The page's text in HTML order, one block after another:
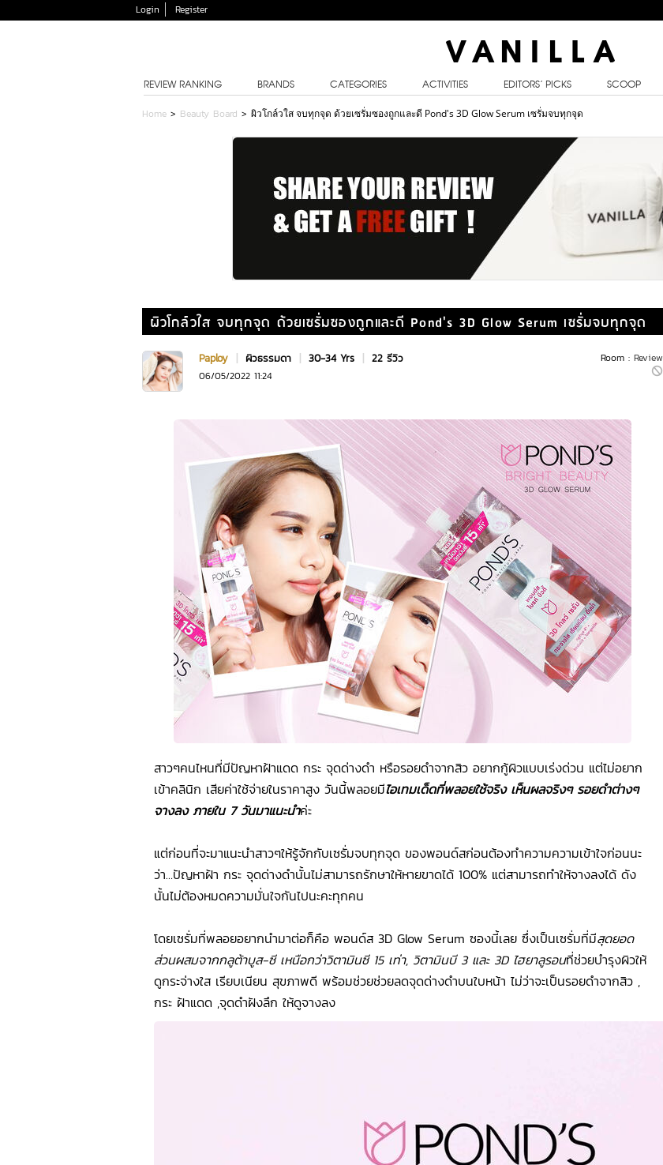
Login Register
REVIEW RANKING BRANDS CATEGORIES ACTIVITIES EDITORS’ PICKS SCOOP
Home > Beauty Board > ผิวโกล์วใส จบทุกจุด ด้วยเซรั่มซองถูกและดี Pond's 3D Glow Serum เซรั่มจบทุกจุด
ผิวโกล์วใส จบทุกจุด ด้วยเซรั่มซองถูกและดี Pond's 3D Glow Serum เซรั่มจบทุกจุด
Room : Review
Paploy | ผิวธรรมดา | 30-34 Yrs | 22 รีวิว
06/05/2022 11:24
สาวๆคนไหนที่มีปัญหาฝ้าแดด กระ จุดด่างดำ หรือรอยดำจากสิว อยากกู้ผิวแบบเร่งด่วน แต่ไม่อยาก
เข้าคลินิก เสียค่าใช้จ่ายในราคาสูง วันนี้พลอยมีไอเทมเด็ดที่พลอยใช้จริง เห็นผลจริงๆ รอยดำต่างๆ
จางลง ภายใน 7 วันมาแนะนำค่ะ
แต่ก่อนที่จะมาแนะนำสาวๆให้รู้จักกับเซรั่มจบทุกจุด ของพอนด์สก่อนต้องทำความความเข้าใจก่อนนะ
ว่า…ปัญหาฝ้า กระ จุดด่างดำนั้นไม่สามารถรักษาให้หายขาดได้ 100% แต่สามารถทำให้จางลงได้ ดัง
นั้นไม่ต้องหมดความมั่นใจกันไปนะคะทุกคน
โดยเซรั่มที่พลอยอยากนำมาต่อก็คือ พอนด์ส 3D Glow Serum ซองนี้เลย ซึ่งเป็นเซรั่มที่มีสุดยอด
ส่วนผสมจากกลูต้าบูส-ซี เหนือกว่าวิตามินซี 15 เท่า, วิตามินบี 3 และ 3D ไฮยาลูรอนที่ช่วยบำรุงผิวให้
ดูกระจ่างใส เรียบเนียน สุขภาพดี พร้อมช่วยช่วยลดจุดด่างดำบนใบหน้า ไม่ว่าจะเป็นรอยดำจากสิว ,
กระ ฝ้าแดด ,จุดดำฝังลึก ให้ดูจางลง